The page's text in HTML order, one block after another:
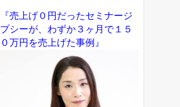
『売上げ０円だったセミナージ
プシーが、わずか３ヶ月で１５
０万円を売上げた事例』